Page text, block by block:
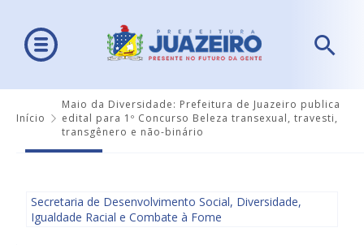
Início
Maio da Diversidade: Prefeitura de Juazeiro publica
edital para 1º Concurso Beleza transexual, travesti,
transgênero e não-binário
Secretaria de Desenvolvimento Social, Diversidade,
Igualdade Racial e Combate à Fome